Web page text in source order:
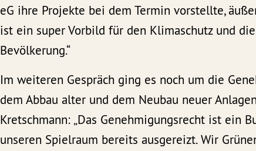
eG ihre Projekte bei dem Termin vorstellte,
ist ein super Vorbild für den Klimaschutz und
Bevölkerung.“
Im weiteren Gespräch ging es noch um die
dem Abbau alter und dem Neubau neuer
Kretschmann: „Das Genehmigungsrecht ist ein
unseren Spielraum bereits ausgereizt. Wir